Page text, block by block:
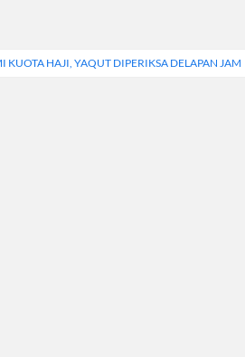
KUOTA HAJI, YAQUT DIPERIKSA DELAPAN JAM